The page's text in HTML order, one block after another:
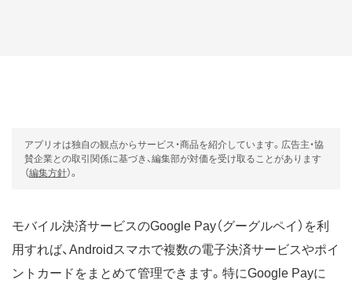
アプリオは独自の観点からサービス・商品を紹介しています。広告主・協
賛企業との取引関係に基づき、編集部が対価を受け取ることがあります
（編集方針）。
モバイル決済サービスのGoogle Pay（グーグルペイ）を利
用すれば、Androidスマホで複数の電子決済サービスやポイ
ントカードをまとめて管理できます。特にGoogle Payに